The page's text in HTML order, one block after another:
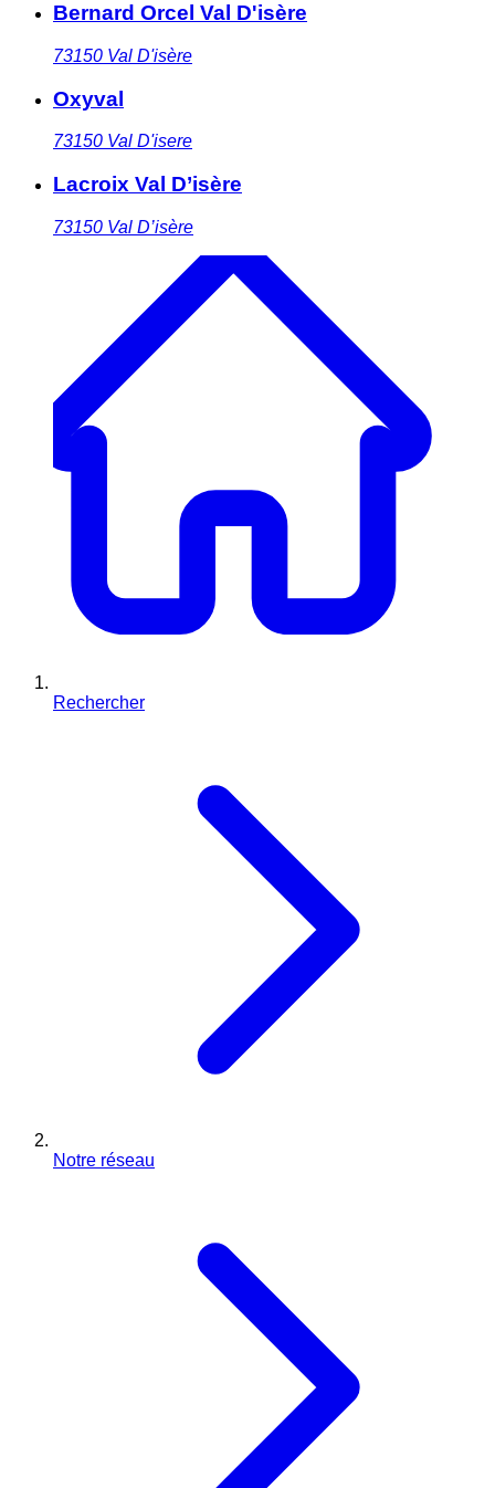
Bernard Orcel Val D'isère
73150 Val D'isère
Oxyval
73150 Val D'isere
Lacroix Val D’isère
73150 Val D’isère
Rechercher
Notre réseau